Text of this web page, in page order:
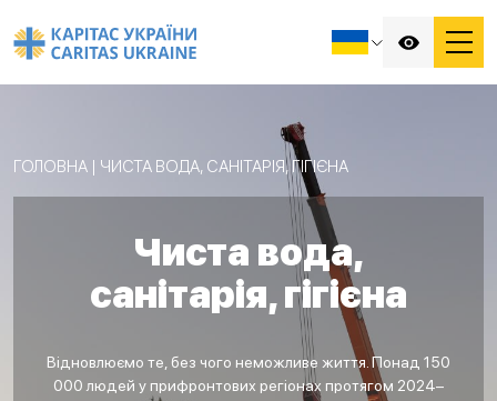
ГОЛОВНА | ЧИСТА ВОДА, САНІТАРІЯ, ГІГІЄНА
Чиста вода,
санітарія, гігієна
Відновлюємо те, без чого неможливе життя. Понад 150
000 людей у прифронтових регіонах протягом 2024–